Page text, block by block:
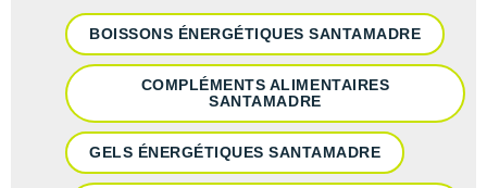
BOISSONS ÉNERGÉTIQUES SANTAMADRE
COMPLÉMENTS ALIMENTAIRES
SANTAMADRE
GELS ÉNERGÉTIQUES SANTAMADRE
Thuasne
Under Armour
Withings
X-Bionic